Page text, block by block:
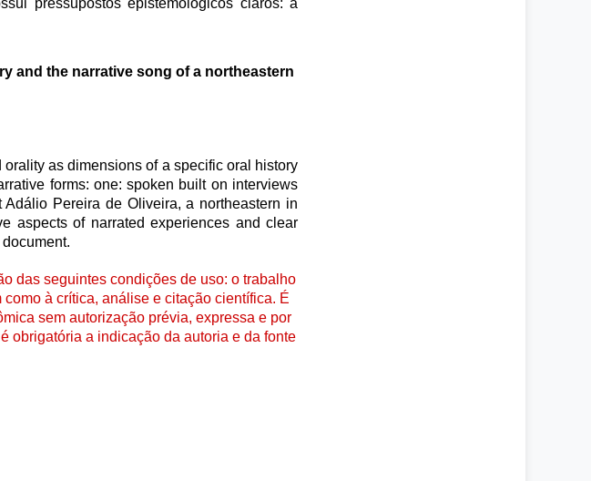
pressupostos epistemológicos claros: a
and the narrative song of a northeastern
as dimensions of a specific oral history
forms: one: spoken built on interviews
Pereira de Oliveira, a northeastern in
aspects of narrated experiences and clear
das seguintes condições de uso: o trabalho
à crítica, análise e citação científica. É
sem autorização prévia, expressa e por
obrigatória a indicação da autoria e da fonte